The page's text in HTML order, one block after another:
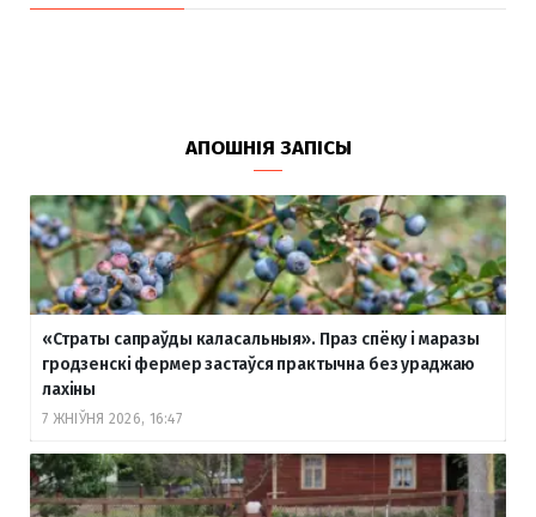
АПОШНІЯ ЗАПІСЫ
«Страты сапраўды каласальныя». Праз спёку і маразы
гродзенскі фермер застаўся практычна без ураджаю
лахіны
7 ЖНІЎНЯ 2026, 16:47